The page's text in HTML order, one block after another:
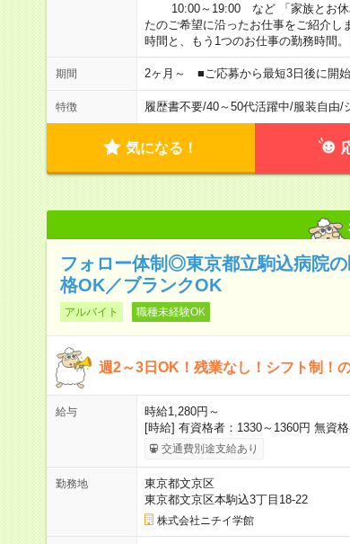
10:00～19:00 など 「家族とお休み
たのご希望に沿ったお仕事をご紹介
時間と、もう1つのお仕事の勤務時間
期間 2ヶ月～ ■ご応募から最短3日後に開
特徴 履歴書不要/40～50代活躍中/服装自由/
気になる！
フォロー体制◎東京都立駒込病院
格OK／ブランクOK
アルバイト 職種未経験OK
週2～3日OK！残業なし！シフト制！
給与
時給1,280円～
[時給] 有資格者：1330～1360円 無資
交通費別途支給あり
勤務地
東京都文京区
東京都文京区本駒込3丁目18-22
株式会社ニチイ学館